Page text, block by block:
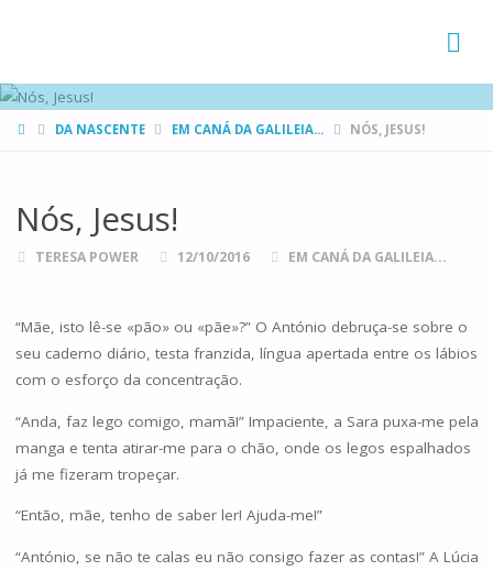
HOMEDA NASCENTE EM CANÁ DA GALILEIA... NÓS, JESUS!
Nós, Jesus!
TERESA POWER 12/10/2016 EM CANÁ DA GALILEIA...
“Mãe, isto lê-se «pão» ou «pãe»?” O António debruça-se sobre o
seu caderno diário, testa franzida, língua apertada entre os lábios
com o esforço da concentração.
“Anda, faz lego comigo, mamã!” Impaciente, a Sara puxa-me pela
manga e tenta atirar-me para o chão, onde os legos espalhados
já me fizeram tropeçar.
“Então, mãe, tenho de saber ler! Ajuda-me!”
“António, se não te calas eu não consigo fazer as contas!” A Lúcia